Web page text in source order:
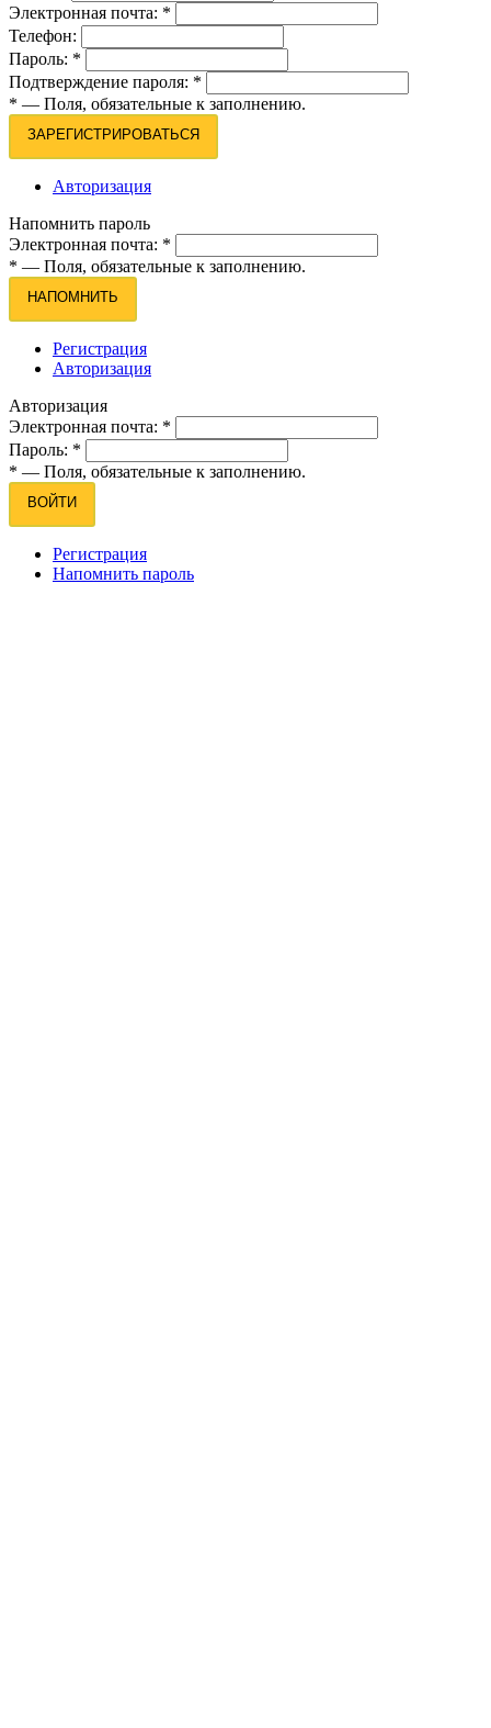
Электронная почта: *
Телефон:
Пароль: *
Подтверждение пароля: *
* — Поля, обязательные к заполнению.
ЗАРЕГИСТРИРОВАТЬСЯ
Авторизация
Напомнить пароль
Электронная почта: *
* — Поля, обязательные к заполнению.
НАПОМНИТЬ
Регистрация
Авторизация
Авторизация
Электронная почта: *
Пароль: *
* — Поля, обязательные к заполнению.
ВОЙТИ
Регистрация
Напомнить пароль